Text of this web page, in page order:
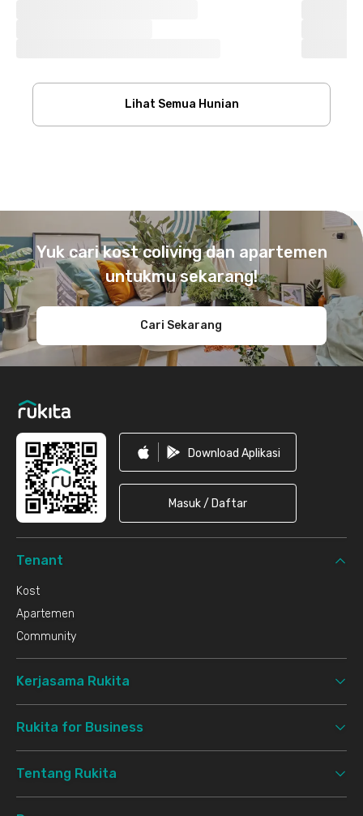
Lihat Semua Hunian
Yuk cari kost coliving dan apartemen
untukmu sekarang!
Cari Sekarang
Download Aplikasi
Masuk / Daftar
Tenant
Kost
Apartemen
Community
Kerjasama Rukita
Rukita for Business
Tentang Rukita